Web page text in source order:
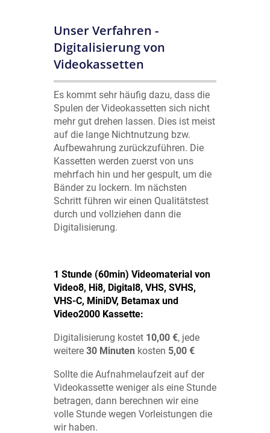
Unser Verfahren -
Digitalisierung von
Videokassetten
Es kommt sehr häufig dazu, dass die
Spulen der Videokassetten sich nicht
mehr gut drehen lassen. Dies ist meist
auf die lange Nichtnutzung bzw.
Aufbewahrung zurückzuführen. Die
Kassetten werden zuerst von uns
mehrfach hin und her gespult, um die
Bänder zu lockern. Im nächsten
Schritt führen wir einen Qualitätstest
durch und vollziehen dann die
Digitalisierung.
1 Stunde (60min) Videomaterial von
Video8, Hi8, Digital8, VHS, SVHS,
VHS-C, MiniDV, Betamax und
Video2000 Kassette:
Digitalisierung kostet 10,00 €, jede
weitere 30 Minuten kosten 5,00 €
Sollte die Aufnahmelaufzeit auf der
Videokassette weniger als eine Stunde
betragen, dann berechnen wir eine
volle Stunde wegen Vorleistungen die
wir haben.